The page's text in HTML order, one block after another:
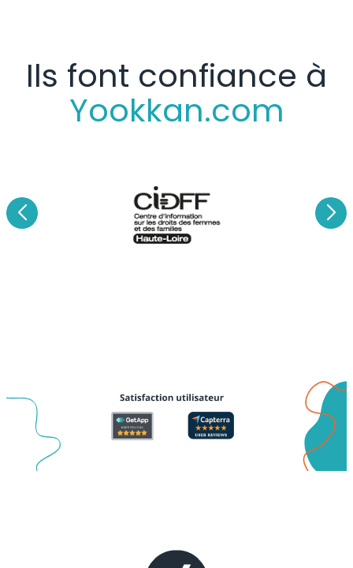
Ils font confiance à
Yookkan.com